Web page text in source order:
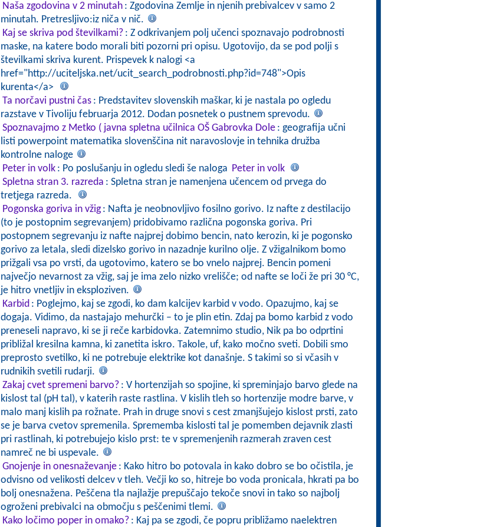
Naša zgodovina v 2 minutah : Zgodovina Zemlje in njenih prebivalcev v samo 2
minutah. Pretresljivo:iz niča v nič.
Kaj se skriva pod številkami? : Z odkrivanjem polj učenci spoznavajo podrobnosti
maske, na katere bodo morali biti pozorni pri opisu. Ugotovijo, da se pod polji s
številkami skriva kurent. Prispevek k nalogi <a
href="http://uciteljska.net/ucit_search_podrobnosti.php?id=748">Opis
kurenta</a>
Ta norčavi pustni čas : Predstavitev slovenskih maškar, ki je nastala po ogledu
razstave v Tivoliju februarja 2012. Dodan posnetek o pustnem sprevodu.
Spoznavajmo z Metko ( javna spletna učilnica OŠ Gabrovka Dole : geografija učni
listi powerpoint matematika slovenščina nit naravoslovje in tehnika družba
kontrolne naloge
Peter in volk : Po poslušanju in ogledu sledi še naloga Peter in volk
Spletna stran 3. razreda : Spletna stran je namenjena učencem od prvega do
tretjega razreda.
Pogonska goriva in vžig : Nafta je neobnovljivo fosilno gorivo. Iz nafte z destilacijo
(to je postopnim segrevanjem) pridobivamo različna pogonska goriva. Pri
postopnem segrevanju iz nafte najprej dobimo bencin, nato kerozin, ki je pogonsko
gorivo za letala, sledi dizelsko gorivo in nazadnje kurilno olje. Z vžigalnikom bomo
prižgali vsa po vrsti, da ugotovimo, katero se bo vnelo najprej. Bencin pomeni
največjo nevarnost za vžig, saj je ima zelo nizko vrelišče; od nafte se loči že pri 30 °C,
je hitro vnetljiv in eksploziven.
Karbid : Poglejmo, kaj se zgodi, ko dam kalcijev karbid v vodo. Opazujmo, kaj se
dogaja. Vidimo, da nastajajo mehurčki – to je plin etin. Zdaj pa bomo karbid z vodo
preneseli napravo, ki se ji reče karbidovka. Zatemnimo studio, Nik pa bo odprtini
približal kresilna kamna, ki zanetita iskro. Takole, uf, kako močno sveti. Dobili smo
preprosto svetilko, ki ne potrebuje elektrike kot današnje. S takimi so si včasih v
rudnikih svetili rudarji.
Zakaj cvet spremeni barvo? : V hortenzijah so spojine, ki spreminjajo barvo glede na
kislost tal (pH tal), v katerih raste rastlina. V kislih tleh so hortenzije modre barve, v
malo manj kislih pa rožnate. Prah in druge snovi s cest zmanjšujejo kislost prsti, zato
se je barva cvetov spremenila. Sprememba kislosti tal je pomemben dejavnik zlasti
pri rastlinah, ki potrebujejo kislo prst: te v spremenjenih razmerah zraven cest
namreč ne bi uspevale.
Gnojenje in onesnaževanje : Kako hitro bo potovala in kako dobro se bo očistila, je
odvisno od velikosti delcev v tleh. Večji ko so, hitreje bo voda pronicala, hkrati pa bo
bolj onesnažena. Peščena tla najlažje prepuščajo tekoče snovi in tako so najbolj
ogroženi prebivalci na območju s peščenimi tlemi.
Kako ločimo poper in omako? : Kaj pa se zgodi, če popru približamo naelektren